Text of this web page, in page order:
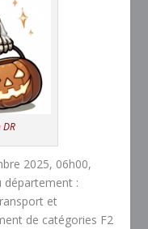
2025, 06h00,
département :
et
de catégories F2